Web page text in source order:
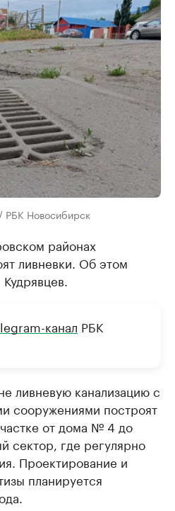
РБК Новосибирск
районах
ливневки. Об этом
канал РБК
ливневую канализацию с
сооружениями построят
от дома № 4 до
сектор, где регулярно
Проектирование и
планируется